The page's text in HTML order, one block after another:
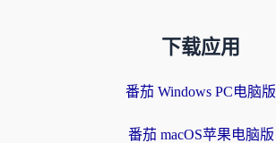
下载应用
番茄 Windows PC电脑版
番茄 macOS苹果电脑版